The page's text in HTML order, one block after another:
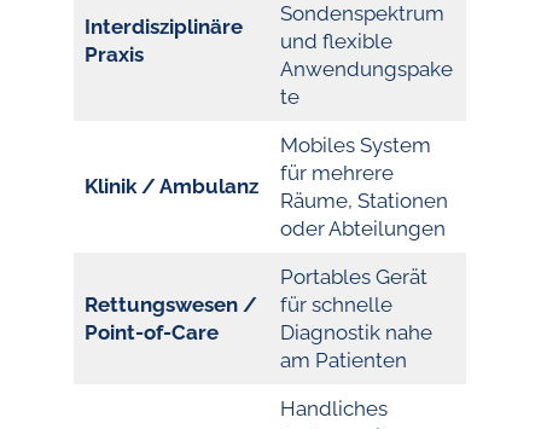
Interdisziplinäre
Praxis
Sondenspektrum
und flexible
Anwendungspake
te
Klinik / Ambulanz
Mobiles System
für mehrere
Räume, Stationen
oder Abteilungen
Rettungswesen /
Point-of-Care
Portables Gerät
für schnelle
Diagnostik nahe
am Patienten
Handliches